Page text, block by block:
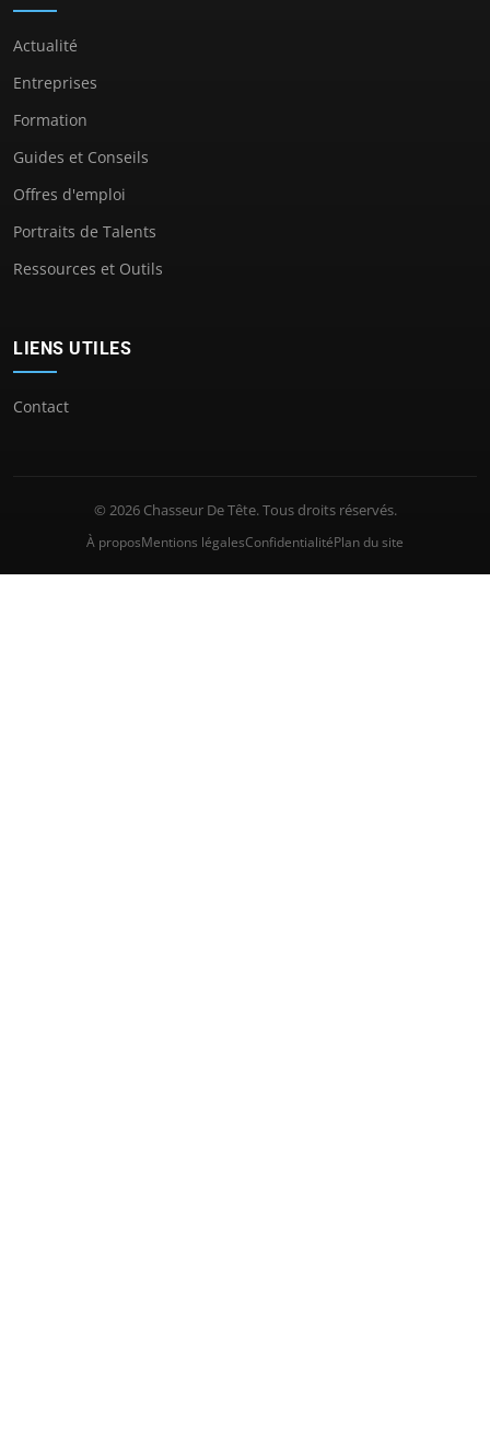
Actualité
Entreprises
Formation
Guides et Conseils
Offres d'emploi
Portraits de Talents
Ressources et Outils
LIENS UTILES
Contact
© 2026 Chasseur De Tête. Tous droits réservés.
À proposMentions légalesConfidentialitéPlan du site